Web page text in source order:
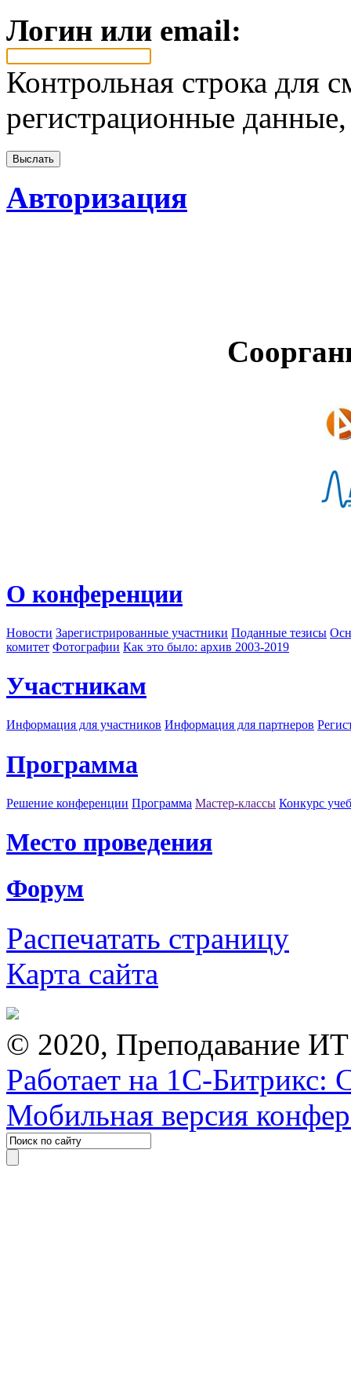
Логин или email:
Контрольная строка для
регистрационные
Авторизация
О конференции
Новости Зарегистрированные участники Поданные тезисы
комитет Фотографии Как это было: архив 2003-2019
Участникам
Информация для участников Информация для партнеров
Программа
Решение конференции Программа Мастер-классы Конкурс
Место проведения
Форум
Распечатать страницу
Карта сайта
© 2020, Преподавание
Работает на 1С-Битрикс:
Мобильная версия